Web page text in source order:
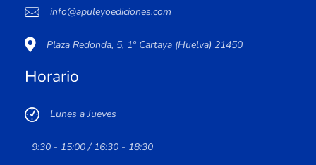
info@apuleyoediciones.com
Plaza Redonda, 5, 1º Cartaya (Huelva) 21450
Horario
Lunes a Jueves
9:30 - 15:00 / 16:30 - 18:30